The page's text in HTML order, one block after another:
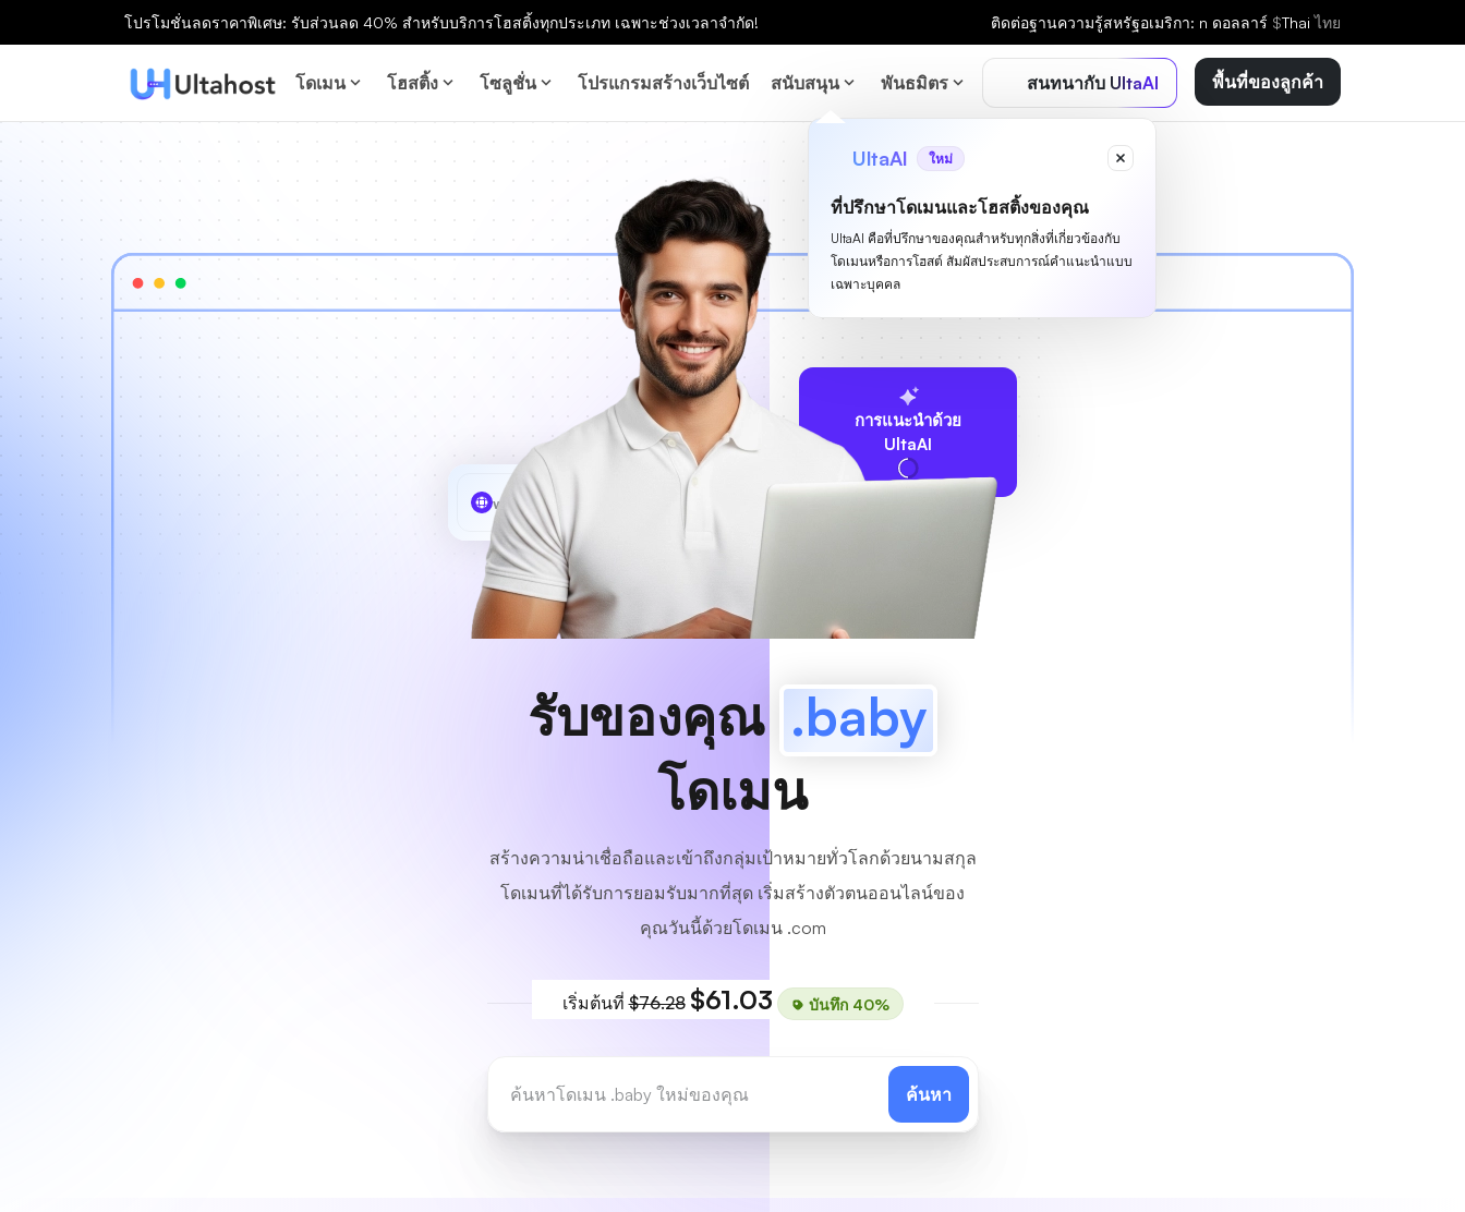
โปรโมชั่นลดราคาพิเศษ: รับส่วนลด 40% สำหรับบริการโฮสติ้งทุกประเภท เฉพาะช่วงเวลาจำกัด! ติดต่อฐานความรู้สหรัฐอเมริกา: n ดอลลาร์ $Thaiไทย
โดเมน โฮสติ้ง โซลูชั่น โปรแกรมสร้างเว็บไซต์ สนับสนุน พันธมิตร สนทนากับ UltaAI
UltaAI ใหม่
ที่ปรึกษาโดเมนและโฮสติ้งของคุณ
UltaAI คือที่ปรึกษาของคุณสำหรับทุกสิ่งที่เกี่ยวข้องกับ
โดเมนหรือการโฮสต์ สัมผัสประสบการณ์คำแนะนำแบบ
เฉพาะบุคคล
พื้นที่ของลูกค้า
การแนะนำด้วย
UltaAI
www MyCafe
รับของคุณ .baby
โดเมน
สร้างความน่าเชื่อถือและเข้าถึงกลุ่มเป้าหมายทั่วโลกด้วยนามสกุล
โดเมนที่ได้รับการยอมรับมากที่สุด เริ่มสร้างตัวตนออนไลน์ของ
คุณวันนี้ด้วยโดเมน .com
เริ่มต้นที่$76.28 $61.03 บันทึก 40%
ค้นหา